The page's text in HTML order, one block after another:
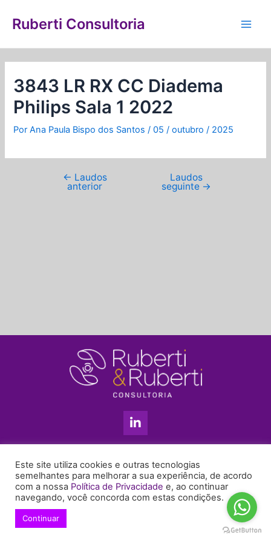
para
conteúdo
Ruberti Consultoria
3843 LR RX CC Diadema
Philips Sala 1 2022
PorAna Paula Bispo dos Santos/05 / outubro / 2025
de
← Laudos
anterior
Laudos
seguinte →
L
i
n
e
d
i
n
+55 11 99655-6439
enyruberti@ruberticonsultoria.com.br
Este site utiliza cookies e outras tecnologias
semelhantes para melhorar a sua experiência, de acordo
com a nossa Política de Privacidade e, ao continuar
navegando, você concorda com estas condições.
Continuar